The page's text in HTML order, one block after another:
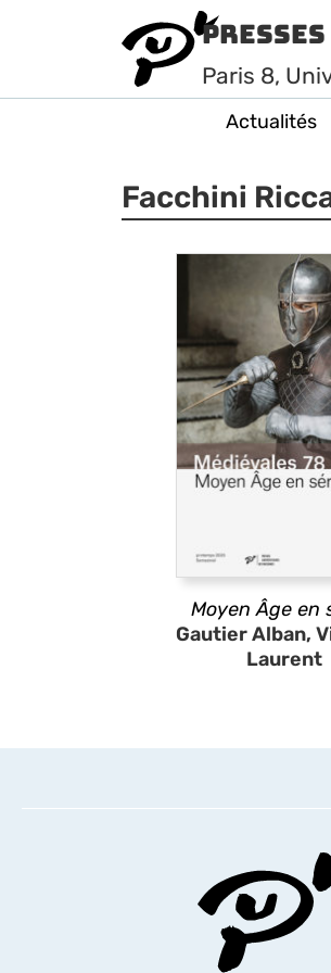
Paris 8,
Actualités
Facchini
Moyen Âge en
Gautier Alban,
Laurent